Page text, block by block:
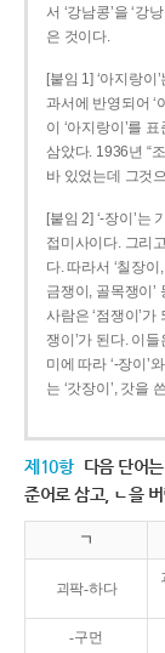
서 ‘강남콩’을 ‘강
은 것이다.
[붙임 1] ‘아지랑이
과서에 반영되어 ‘
이 ‘아지랑이’를
삼았다. 1936년 “
바 있었는데 그것
[붙임 2] ‘-장이’는
접미사이다. 그리
다. 따라서 ‘칠장이
금쟁이, 골목쟁이’
사람은 ‘점쟁이’
쟁이’가 된다. 이
미에 따라 ‘-장이’
는 ‘갓장이’, 갓을
제10항 다음 단어
준어로 삼고, ㄴ을
ㄱ
괴팍-하다
-구먼